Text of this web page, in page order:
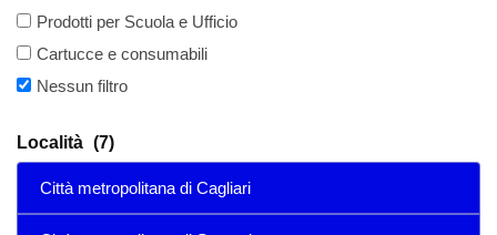
Prodotti per Scuola e Ufficio
Cartucce e consumabili
Nessun filtro
Località (7)
Città metropolitana di Cagliari